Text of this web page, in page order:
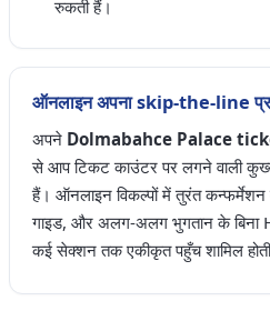
रुकती हैं।
ऑनलाइन अपना skip-the-line
अपने Dolmabahce Palace
से आप टिकट काउंटर पर लगने वाली
हैं। ऑनलाइन विकल्पों में तुरंत कन्फर्मेशन
गाइड, और अलग-अलग भुगतान के
कई सेक्शन तक एकीकृत पहुँच शामिल